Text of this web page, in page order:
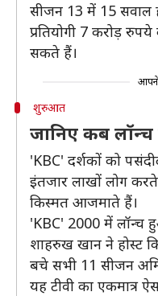
सीजन 13 में 15 सवाल
प्रतियोगी 7 करोड़
सकते हैं।
आपने
शुरुआत
जानिए कब
'KBC' दर्शकों को
इंतजार लाखों लोग
किस्मत आजमाते हैं।
'KBC' 2000 में लॉन्च
शाहरुख खान ने होस्ट
बचे सभी 11 सीजन
यह टीवी का एकमात्र